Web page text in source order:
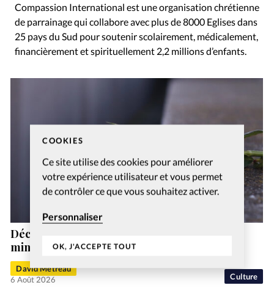
COOKIES
Ce site utilise des cookies pour améliorer
votre expérience utilisateur et vous permet
de contrôler ce que vous souhaitez activer.
Personnaliser
OK, J'ACCEPTE TOUT
Compassion International est une organisation chrétienne
de parrainage qui collabore avec plus de 8000 Eglises dans
25 pays du Sud pour soutenir scolairement, médicalement,
financièrement et spirituellement 2,2 millions d’enfants.
Culture
Décès de Christine Jeanville, cofondatrice du
ministère «Machol Danser la Vie»
David Métreau
6 Août 2026